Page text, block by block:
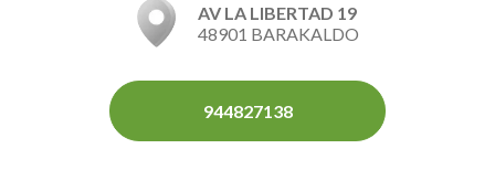
AV LA LIBERTAD 19
48901 BARAKALDO
944827138